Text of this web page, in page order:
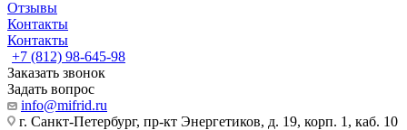
Отзывы
Контакты
Контакты
+7 (812) 98-645-98
Заказать звонок
Задать вопрос
info@mifrid.ru
г. Санкт-Петербург, пр-кт Энергетиков, д. 19, корп. 1, каб. 10